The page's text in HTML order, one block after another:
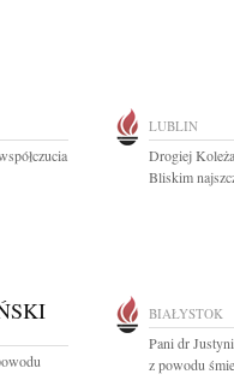
LUBLIN
Drogiej
Bliskim
BIAŁYSTOK
Pani dr
z powodu